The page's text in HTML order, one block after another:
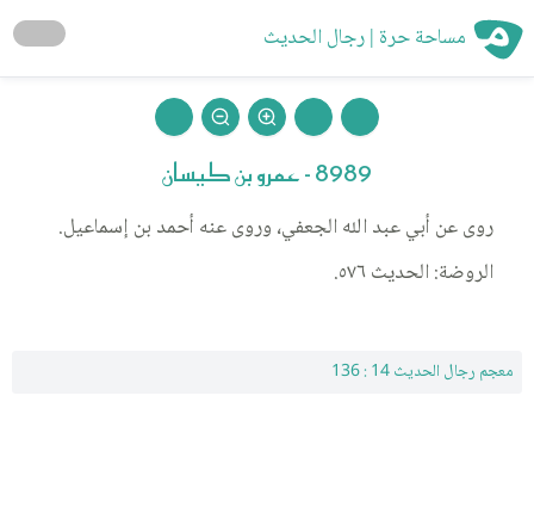
مساحة حرة | رجال الحديث
8989 - عمرو بن كيسان
روى عن أبي عبد الله الجعفي، وروى عنه أحمد بن إسماعيل.
الروضة: الحديث ٥٧٦.
معجم رجال الحديث 14 : 136